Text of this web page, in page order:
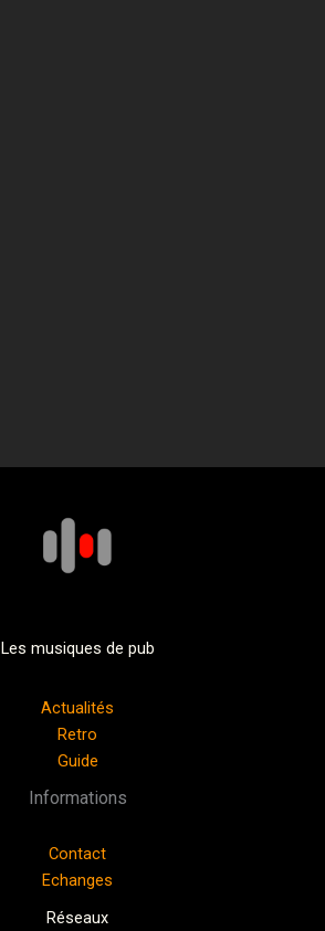
Les musiques de pub
Actualités
Retro
Guide
Informations
Contact
Echanges
Réseaux